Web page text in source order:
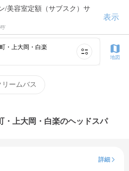
/美容室定額（サブスク）サ
表示
リームバス
・上大岡・白楽
地図
・上大岡・白楽のヘッドスパ
詳細